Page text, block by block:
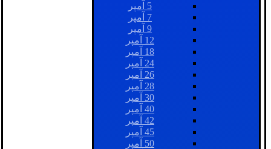
5 آمپر
7 آمپر
9 آمپر
12 آمپر
18 آمپر
24 آمپر
26 آمپر
28 آمپر
30 آمپر
40 آمپر
42 آمپر
45 آمپر
50 آمپر